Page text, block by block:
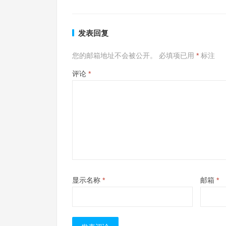
发表回复
您的邮箱地址不会被公开。 必填项已用 * 标注
评论 *
显示名称 * 邮箱 *